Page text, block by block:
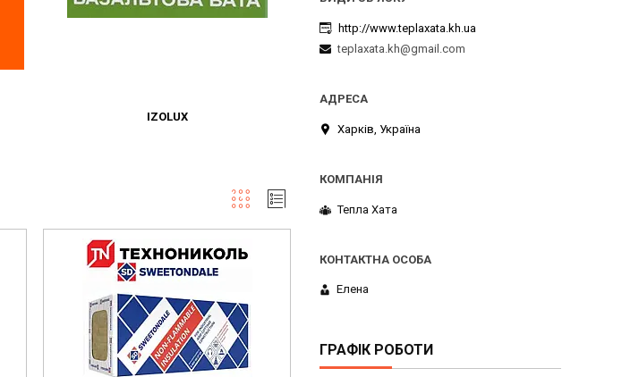
IZOLUX
http://www.teplaxata.kh.ua
teplaxata.kh@gmail.com
Харків, Україна
Тепла Хата
Елена
ГРАФІК РОБОТИ